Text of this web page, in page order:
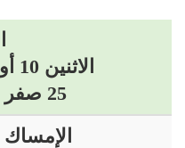
الاثنين 10 أوت 2026 ميلادي
25 صفر 1448 هجري
الإمساك